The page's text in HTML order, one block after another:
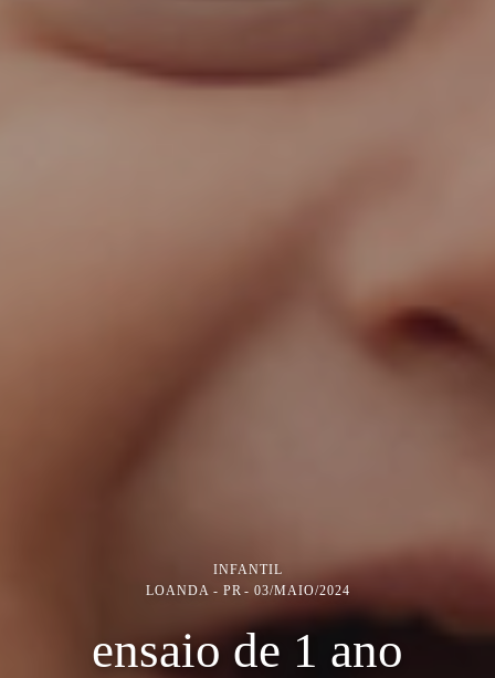
INFANTIL
LOANDA - PR
03/MAIO/2024
ensaio de 1 ano